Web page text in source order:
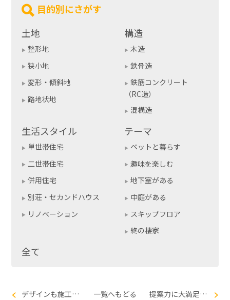
目的別にさがす
土地
整形地
狭小地
変形・傾斜地
路地状地
構造
木造
鉄骨造
鉄筋コンクリート
（RC造）
混構造
生活スタイル
単世帯住宅
二世帯住宅
併用住宅
別荘・セカンドハウス
リノベーション
テーマ
ペットと暮らす
趣味を楽しむ
地下室がある
中庭がある
スキップフロア
終の棲家
全て
デザインも施工も大満足！ＲＣの箱『Ｌ＋Ｌ』 一覧へもどる 提案力に大満足！母と私の二世帯住宅